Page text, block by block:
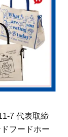
7 代表取締
フードホー